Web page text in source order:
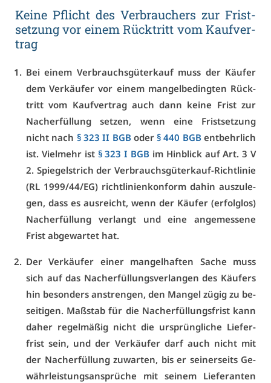
Kei­ne Pflicht des Ver­brau­chers zur Frist­
set­zung vor ei­nem Rück­tritt vom Kauf­ver­
trag
Bei ei­nem Ver­brauchs­gü­ter­kauf muss der Käu­fer
dem Ver­käu­fer vor ei­nem man­gel­be­ding­ten Rück­
tritt vom Kauf­ver­trag auch dann kei­ne Frist zur
Nach­er­fül­lung set­zen, wenn ei­ne Frist­set­zung
nicht nach § 323 II BGB oder§ 440 BGB ent­behr­lich
ist. Viel­mehr ist § 323 I BGB im Hin­blick auf Art. 3 V
2. Spie­gel­strich der Ver­brauchs­gü­ter­kauf-Richt­li­nie
(RL 1999/44/EG) richt­li­ni­en­kon­form da­hin aus­zu­le­
gen, dass es aus­reicht, wenn der Käu­fer (er­folg­los)
Nach­er­fül­lung ver­langt und ei­ne an­ge­mes­se­ne
Frist ab­ge­war­tet hat.
Der Ver­käu­fer ei­ner man­gel­haf­ten Sa­che muss
sich auf das Nach­er­fül­lungs­ver­lan­gen des Käu­fers
hin be­son­ders an­stren­gen, den Man­gel zü­gig zu be­
sei­ti­gen. Maß­stab für die Nach­er­fül­lungs­frist kann
da­her re­gel­mä­ßig nicht die ur­sprüng­li­che Lie­fer­
frist sein, und der Ver­käu­fer darf auch nicht mit
der Nach­er­fül­lung zu­war­ten, bis er sei­ner­seits Ge­
währ­leis­tungs­an­sprü­che mit sei­nem Lie­fe­ran­ten